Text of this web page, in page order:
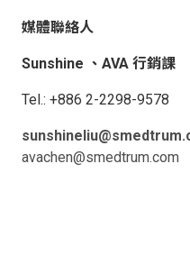
媒體聯絡人
Sunshine 、AVA 行銷課
Tel.: +886 2-2298-9578
avachen@smedtrum.com